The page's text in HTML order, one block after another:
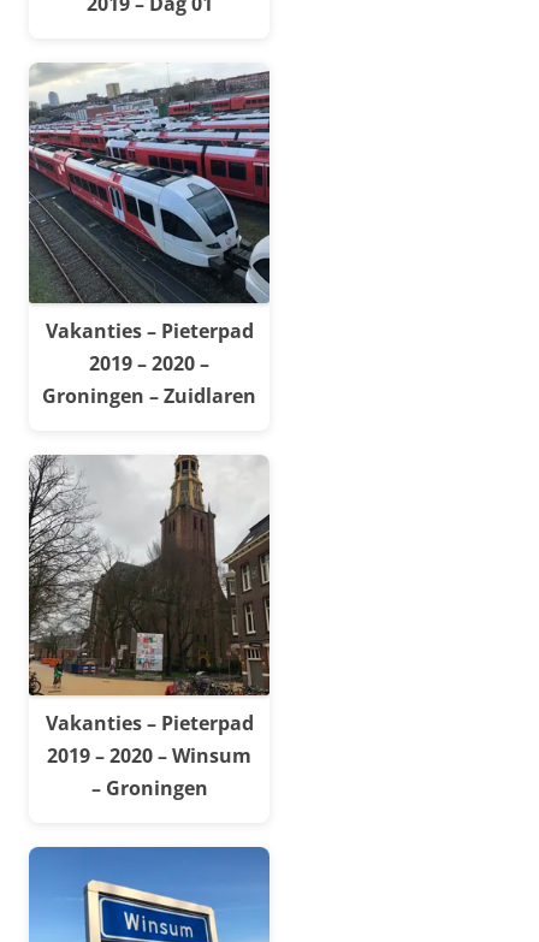
Vakanties – Pieterpad
2019 – 2020 –
Groningen – Zuidlaren
Vakanties – Pieterpad
2019 – 2020 – Winsum
– Groningen